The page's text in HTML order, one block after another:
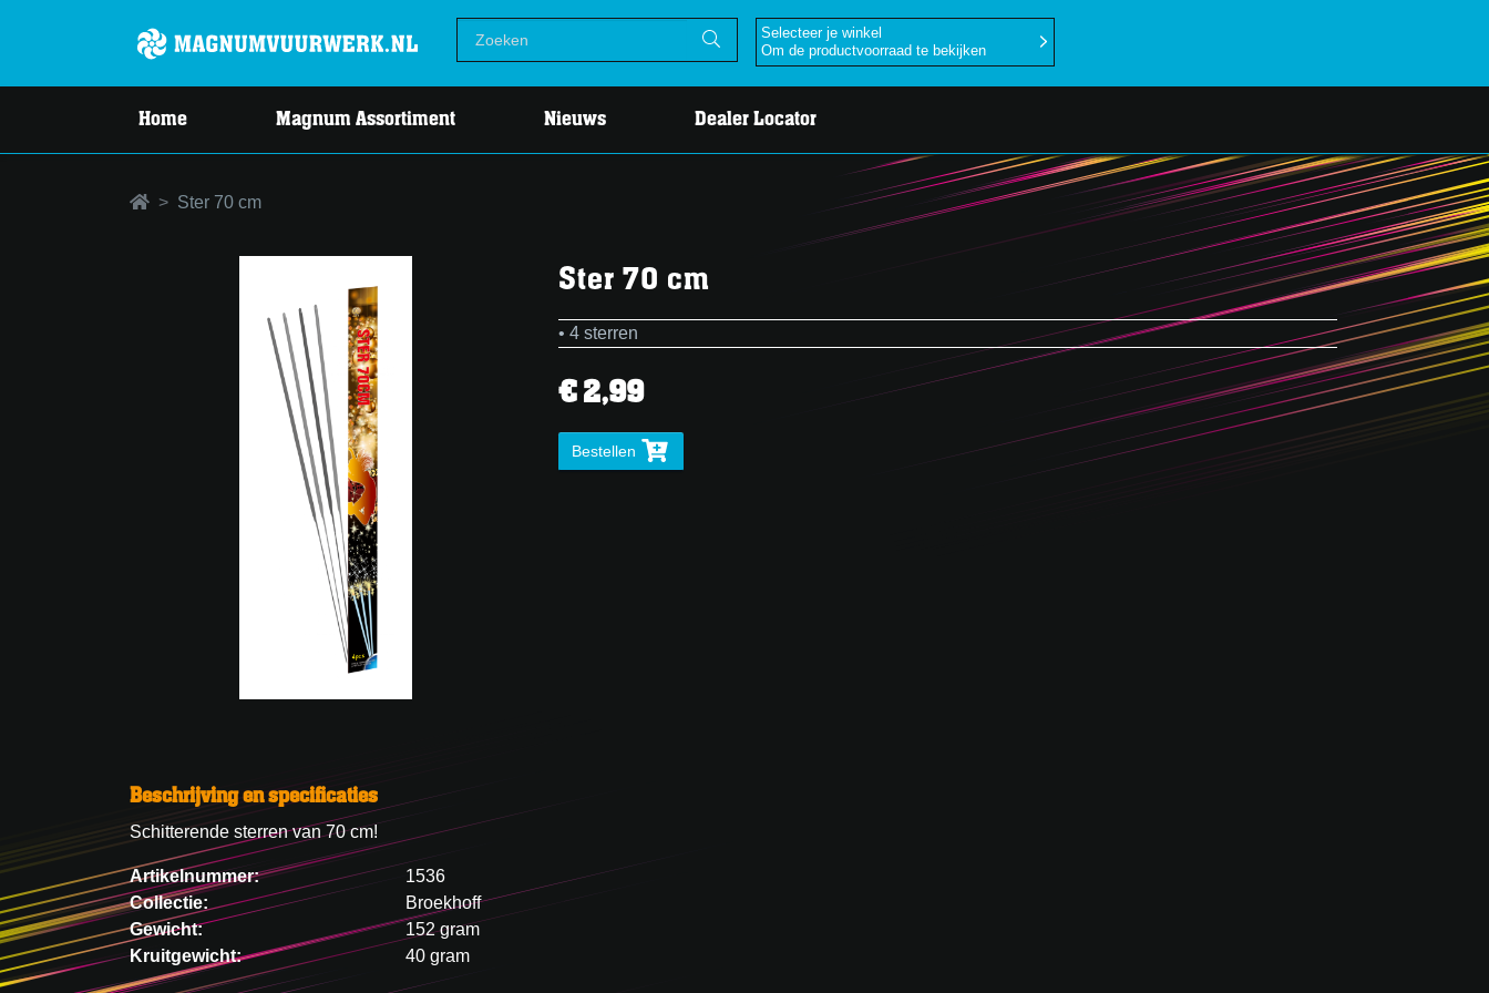
Selecteer je winkel
Om de productvoorraad te bekijken
Home Magnum Assortiment Nieuws Dealer Locator
Ster 70 cm
Ster 70 cm
• 4 sterren
€ 2,99
Bestellen
Beschrijving en specificaties
Schitterende sterren van 70 cm!
Artikelnummer:
1536
Collectie:
Broekhoff
Gewicht:
152 gram
Kruitgewicht:
40 gram